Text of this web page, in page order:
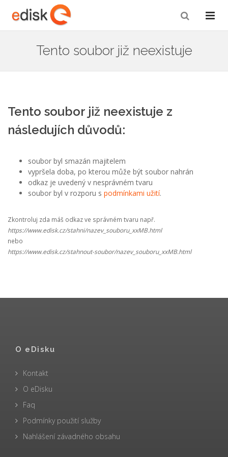
Tento soubor již neexistuje
Tento soubor již neexistuje z
následujích důvodů:
soubor byl smazán majitelem
vypršela doba, po kterou může být soubor nahrán
odkaz je uvedený v nesprávném tvaru
soubor byl v rozporu s podmínkami užití.
Zkontroluj zda máš odkaz ve správném tvaru např.
https://www.edisk.cz/stahni/nazev_souboru_xxMB.html
nebo
https://www.edisk.cz/stahnout-soubor/nazev_souboru_xxMB.html
O eDisku
Kontakt
O eDisku
Faq
Podmínky použití služby
Nahlášení závadného obsahu